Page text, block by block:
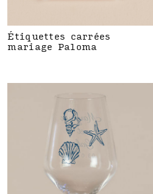
Étiquettes carrées
mariage Paloma